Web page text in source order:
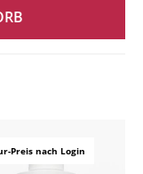
Preis nach Login